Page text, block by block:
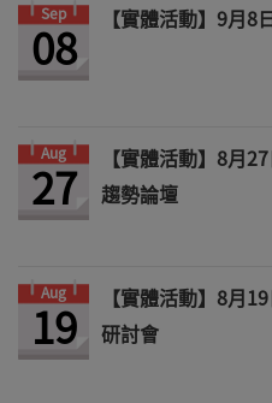
Sep
08 【實體活動】9月
Aug
27
【實體活動】8月
趨勢論壇
Aug
19
【實體活動】8月
研討會